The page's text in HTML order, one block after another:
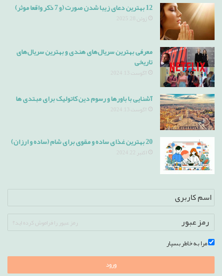
12 بهترین دعای زیبا شدن صورت (و 7 ذکر واقعا موثر)
ژوئن 28, 2025
معرفی بهترین سریال‌های هندی و بهترین سریال‌های
تاریخی
آگوست 13, 2024
آشنایی با باورها و رسوم دین کاتولیک برای مبتدی ها
آگوست 13, 2024
20 بهترین غذای ساده و مقوی برای شام (ساده و ارزان)
اکتبر 22, 2024
رمز عبور را فراموش کرده اید؟
مرا به خاطر بسپار
ورود